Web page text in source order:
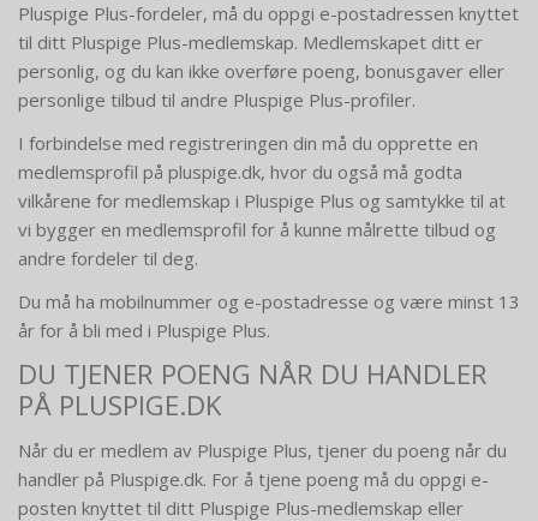
Pluspige Plus-fordeler, må du oppgi e-postadressen knyttet
til ditt Pluspige Plus-medlemskap. Medlemskapet ditt er
personlig, og du kan ikke overføre poeng, bonusgaver eller
personlige tilbud til andre Pluspige Plus-profiler.
I forbindelse med registreringen din må du opprette en
medlemsprofil på pluspige.dk, hvor du også må godta
vilkårene for medlemskap i Pluspige Plus og samtykke til at
vi bygger en medlemsprofil for å kunne målrette tilbud og
andre fordeler til deg.
Du må ha mobilnummer og e-postadresse og være minst 13
år for å bli med i Pluspige Plus.
DU TJENER POENG NÅR DU HANDLER
PÅ PLUSPIGE.DK
Når du er medlem av Pluspige Plus, tjener du poeng når du
handler på Pluspige.dk. For å tjene poeng må du oppgi e-
posten knyttet til ditt Pluspige Plus-medlemskap eller